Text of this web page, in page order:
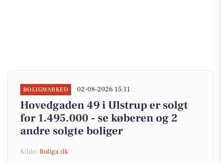
BOLIGMARKED 02-08-2026 15:11
Hovedgaden 49 i Ulstrup er solgt
for 1.495.000 - se køberen og 2
andre solgte boliger
Kilde: Boliga.dk